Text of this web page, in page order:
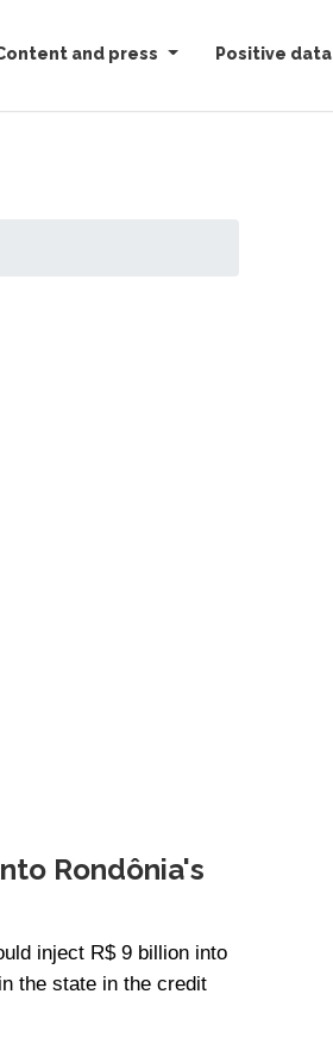
and press Positive data
Rondônia's
inject R$ 9 billion into
the state in the credit